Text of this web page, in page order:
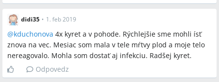
didi35 • 1. feb 2019
@kduchonova 4x kyret a v pohode. Rýchlejšie sme mohli ísť
znova na vec. Mesiac som mala v tele mŕtvy plod a moje telo
nereagovalo. Mohla som dostať aj infekciu. Radšej kyret.
Odpovedz